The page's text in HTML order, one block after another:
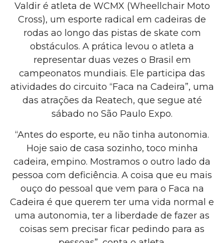
Valdir é atleta de WCMX (Wheellchair Moto
Cross), um esporte radical em cadeiras de
rodas ao longo das pistas de skate com
obstáculos. A prática levou o atleta a
representar duas vezes o Brasil em
campeonatos mundiais. Ele participa das
atividades do circuito “Faca na Cadeira”, uma
das atrações da Reatech, que segue até
sábado no São Paulo Expo.
“Antes do esporte, eu não tinha autonomia.
Hoje saio de casa sozinho, toco minha
cadeira, empino. Mostramos o outro lado da
pessoa com deficiência. A coisa que eu mais
ouço do pessoal que vem para o Faca na
Cadeira é que querem ter uma vida normal e
uma autonomia, ter a liberdade de fazer as
coisas sem precisar ficar pedindo para as